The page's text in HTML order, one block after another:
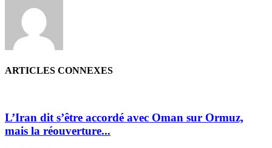
ARTICLES CONNEXES
L’Iran dit s’être accordé avec Oman sur Ormuz,
mais la réouverture...